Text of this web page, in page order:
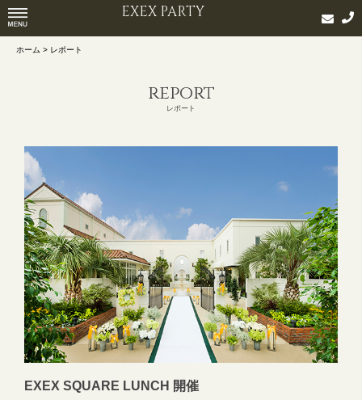
EXEX PARTY
ホーム > レポート
report
レポート
EXEX SQUARE LUNCH 開催